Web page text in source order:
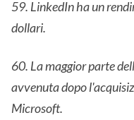
59. LinkedIn ha un
dollari.
60. La maggior parte
avvenuta dopo
Microsoft.